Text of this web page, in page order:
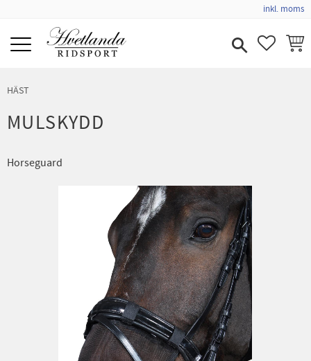
inkl. moms
HÄST
MULSKYDD
Horseguard